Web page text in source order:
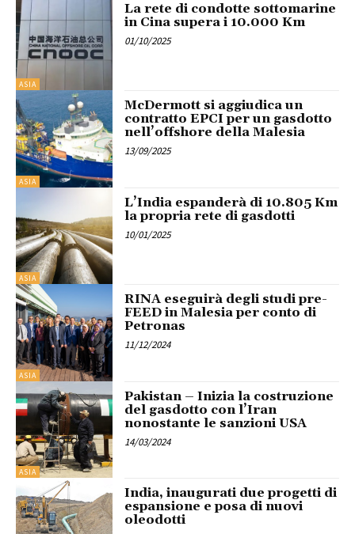
ASIA
La rete di condotte sottomarine
in Cina supera i 10.000 Km
01/10/2025
ASIA
McDermott si aggiudica un
contratto EPCI per un gasdotto
nell’offshore della Malesia
13/09/2025
ASIA
L’India espanderà di 10.805 Km
la propria rete di gasdotti
10/01/2025
ASIA
RINA eseguirà degli studi pre-
FEED in Malesia per conto di
Petronas
11/12/2024
ASIA
Pakistan – Inizia la costruzione
del gasdotto con l’Iran
nonostante le sanzioni USA
14/03/2024
India, inaugurati due progetti di
espansione e posa di nuovi
oleodotti